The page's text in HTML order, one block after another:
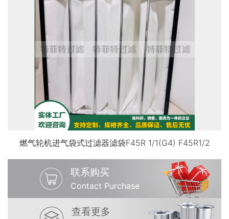
燃气轮机进气袋式过滤器滤袋F45R 1/1(G4) F45R1/2
联系购买
Contact Purchase
查看更多